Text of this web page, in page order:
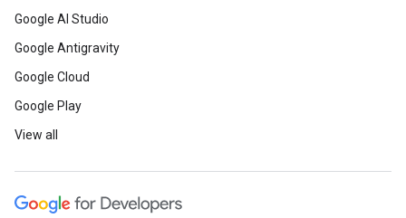
Google AI Studio
Google Antigravity
Google Cloud
Google Play
View all